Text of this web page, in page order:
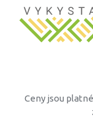
Ceny jsou